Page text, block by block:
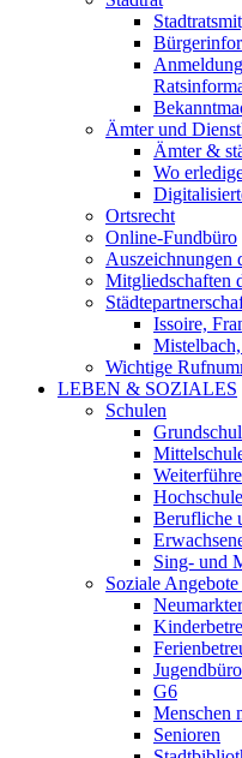
Ämter und
Ämter &
Wo
Ortsrecht
Online-Fundbüro
Auszeichnungen
Mitgliedschaften
Issoire,
Wichtige
LEBEN & SOZIALES
Schulen
Berufliche
Sing- und
Soziale
Jugendbüro
G6
Menschen
Senioren